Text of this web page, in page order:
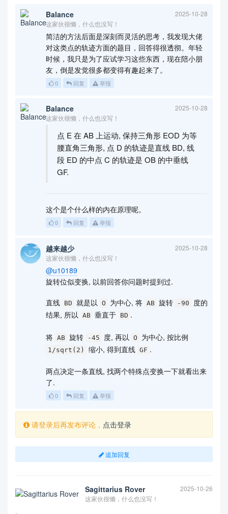
Balance
2025-10-28
这家伙很懒，什么也没写！
简洁的方法后面是深刻而灵活的思考，我发现大佬
对这类点的轨迹方面的题目，回答得很透彻。年轻
时候，我只是为了应试学习这些东西，现在陪小朋
友，倒是发觉很多都变得有趣起来了。
0 回复 举报
Balance
2025-10-28
这家伙很懒，什么也没写！
点 E 在 AB 上运动, 保持三角形 EOD 为等
腰直角三角形, 点 D 的轨迹是直线 BD, 线
段 ED 的中点 C 的轨迹是 OB 的中垂线
GF.
这个是个什么样的内在原理呢。
0 回复 举报
越来越少
2025-10-28
这家伙很懒，什么也没写！
@u10189
旋转位似变换, 以前回答你问题时提到过.
直线 BD 就是以 O 为中心, 将 AB 旋转 -90
度的
结果, 所以 AB 垂直于 BD .
将 AB 旋转 -45 度, 再以 O 为中心, 按比例
1/sqrt(2) 缩小, 得到直线 GF .
两点决定一条直线, 找两个特殊点变换一下就看出来
了.
0 回复 举报
请登录后再发布评论， 点击登录
追加回复
Sagittarius Rover
2025-10-26
这家伙很懒，什么也没写！